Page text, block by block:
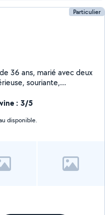
Particulier
avec deux
repassage à mon
vous emmenez à vos
: 3/5
disponible.